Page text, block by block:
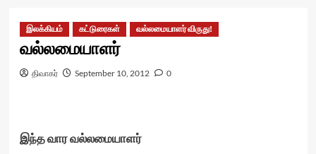
இலக்கியம் கட்டுரைகள் வல்லமையாளர் விருது!
வல்லமையாளர்
திவாகர் September 10, 2012 0
இந்த வார வல்லமையாளர்